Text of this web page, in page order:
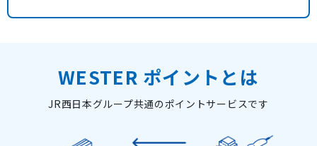
WESTER ポイントとは
JR西日本グループ共通のポイントサービスです